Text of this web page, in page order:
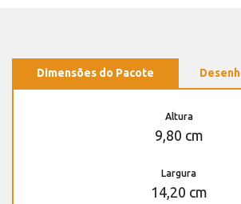
Dimensões do Pacote
Altura
9,80 cm
Largura
14,20 cm